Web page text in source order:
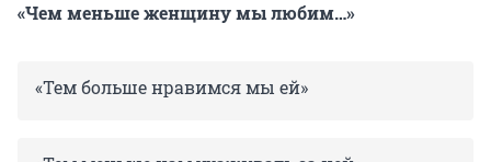
«Чем меньше женщину мы любим…»
«Тем больше нравимся мы ей»